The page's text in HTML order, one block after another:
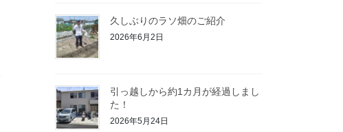
久しぶりのラソ畑のご紹介
2026年6月2日
引っ越しから約1カ月が経過しまし
た！
2026年5月24日